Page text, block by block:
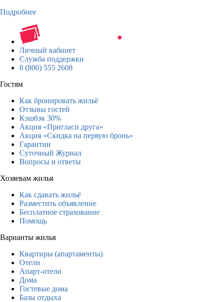
Подробнее
Личный кабинет
Служба поддержки
8 (800) 555 2608
Гостям
Как бронировать жильё
Отзывы гостей
Кэшбэк 30%
Акция «Пригласи друга»
Акция «Скидка на первую бронь»
Гарантии
Суточный Журнал
Вопросы и ответы
Хозяевам жилья
Как сдавать жильё
Разместить объявление
Бесплатное страхование
Помощь
Варианты жилья
Квартиры (апартаменты)
Отели
Апарт-отели
Дома
Гостевые дома
Базы отдыха